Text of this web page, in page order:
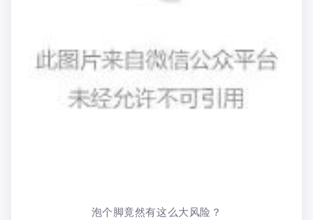
泡个脚竟然有这么大风险？